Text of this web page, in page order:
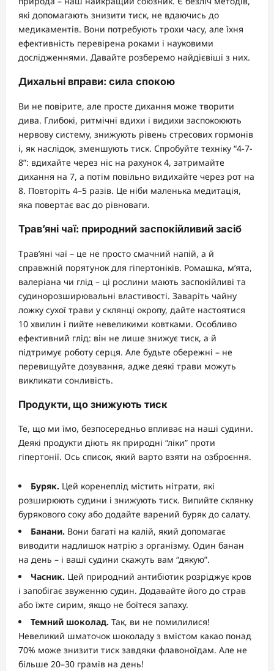
які допомагають знизити тиск, не вдаючись до
медикаментів. Вони потребують трохи часу, але їхня
ефективність перевірена роками і науковими
дослідженнями. Давайте розберемо найдієвіші з них.
Дихальні вправи: сила спокою
Ви не повірите, але просте дихання може творити
дива. Глибокі, ритмічні вдихи і видихи заспокоюють
нервову систему, знижують рівень стресових гормонів
і, як наслідок, зменшують тиск. Спробуйте техніку “4-7-
8”: вдихайте через ніс на рахунок 4, затримайте
дихання на 7, а потім повільно видихайте через рот на
8. Повторіть 4–5 разів. Це ніби маленька медитація,
яка повертає вас до рівноваги.
Трав’яні чаї: природний заспокійливий засіб
Трав’яні чаї – це не просто смачний напій, а й
справжній порятунок для гіпертоніків. Ромашка, м’ята,
валеріана чи глід – ці рослини мають заспокійливі та
судинорозширювальні властивості. Заваріть чайну
ложку сухої трави у склянці окропу, дайте настоятися
10 хвилин і пийте невеликими ковтками. Особливо
ефективний глід: він не лише знижує тиск, а й
підтримує роботу серця. Але будьте обережні – не
перевищуйте дозування, адже деякі трави можуть
викликати сонливість.
Продукти, що знижують тиск
Те, що ми їмо, безпосередньо впливає на наші судини.
Деякі продукти діють як природні “ліки” проти
гіпертонії. Ось список, який варто взяти на озброєння.
Буряк. Цей коренеплід містить нітрати, які
розширюють судини і знижують тиск. Випийте склянку
бурякового соку або додайте варений буряк до салату.
Банани. Вони багаті на калій, який допомагає
виводити надлишок натрію з організму. Один банан
на день – і ваші судини скажуть вам “дякую”.
Часник. Цей природний антибіотик розріджує кров
і запобігає звуженню судин. Додавайте його до страв
або їжте сирим, якщо не боїтеся запаху.
Темний шоколад. Так, ви не помилилися!
Невеликий шматочок шоколаду з вмістом какао понад
70% може знизити тиск завдяки флавоноїдам. Але не
більше 20–30 грамів на день!